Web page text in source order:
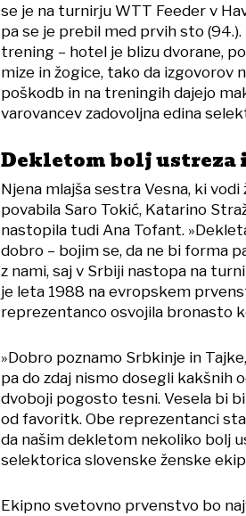
se je na turnirju WTT Feeder v
pa se je prebil med prvih sto
trening – hotel je blizu dvorane,
mize in žogice, tako da izgovorov
poškodb in na treningih dajejo
varovancev zadovoljna edina
Dekletom bolj ustreza
Njena mlajša sestra Vesna, ki
povabila Saro Tokić, Katarino
nastopila tudi Ana Tofant.
dobro – bojim se, da ne bi forma
z nami, saj v Srbiji nastopa na
je leta 1988 na evropskem
reprezentanco osvojila bronasto
»Dobro poznamo Srbkinje in
pa do zdaj nismo dosegli kakšnih
dvoboji pogosto tesni. Vesela bi
od favoritk. Obe reprezentanci
da našim dekletom nekoliko bolj
selektorica slovenske ženske
Ekipno svetovno prvenstvo bo